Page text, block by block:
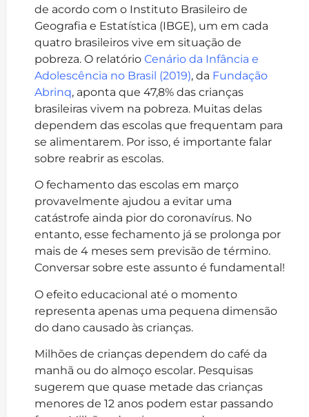
de acordo com o Instituto Brasileiro de
Geografia e Estatística (IBGE), um em cada
quatro brasileiros vive em situação de
pobreza. O relatório Cenário da Infância e
Adolescência no Brasil (2019), da Fundação
Abrinq, aponta que 47,8% das crianças
brasileiras vivem na pobreza. Muitas delas
dependem das escolas que frequentam para
se alimentarem. Por isso, é importante falar
sobre reabrir as escolas.
O fechamento das escolas em março
provavelmente ajudou a evitar uma
catástrofe ainda pior do coronavírus. No
entanto, esse fechamento já se prolonga por
mais de 4 meses sem previsão de término.
Conversar sobre este assunto é fundamental!
O efeito educacional até o momento
representa apenas uma pequena dimensão
do dano causado às crianças.
Milhões de crianças dependem do café da
manhã ou do almoço escolar. Pesquisas
sugerem que quase metade das crianças
menores de 12 anos podem estar passando